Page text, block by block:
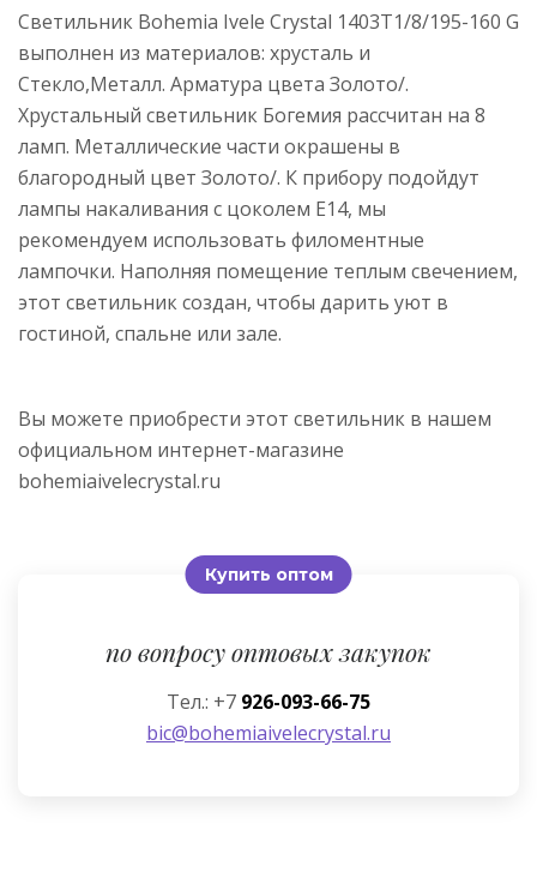
Светильник Bohemia Ivele Crystal 1403T1/8/195-160 G
выполнен из материалов: хрусталь и
Стекло,Металл. Арматура цвета Золото/.
Хрустальный светильник Богемия рассчитан на 8
ламп. Металлические части окрашены в
благородный цвет Золото/. К прибору подойдут
лампы накаливания с цоколем E14, мы
рекомендуем использовать филоментные
лампочки. Наполняя помещение теплым свечением,
этот светильник создан, чтобы дарить уют в
гостиной, спальне или зале.
Вы можете приобрести этот светильник в нашем
официальном интернет-магазине
bohemiaivelecrystal.ru
Купить оптом
по вопросу оптовых закупок
Тел.: +7 926-093-66-75
bic@bohemiaivelecrystal.ru